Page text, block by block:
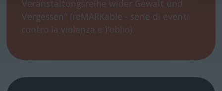
Veranstaltungsreihe wider Gewalt und
Vergessen" (reMARKable - serie di eventi
contro la violenza e l'oblio).